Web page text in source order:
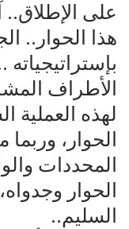
على الإطلاق..
هذا الحوار..
الأطراف
لهذه العملية
الحوار، وربما
المحددات
الحوار
السليم..